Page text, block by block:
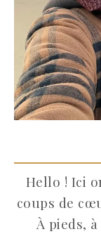
Hello ! Ici
coups de
À pieds,